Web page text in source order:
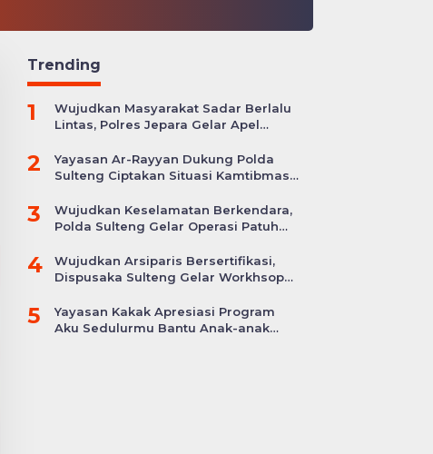
Trending
1
Wujudkan Masyarakat Sadar Berlalu
Lintas, Polres Jepara Gelar Apel
2
Yayasan Ar-Rayyan Dukung Polda
Sulteng Ciptakan Situasi Kamtibmas
3
Wujudkan Keselamatan Berkendara,
Polda Sulteng Gelar Operasi Patuh
4
Wujudkan Arsiparis Bersertifikasi,
Dispusaka Sulteng Gelar Workhsop
5
Yayasan Kakak Apresiasi Program
Aku Sedulurmu Bantu Anak-anak